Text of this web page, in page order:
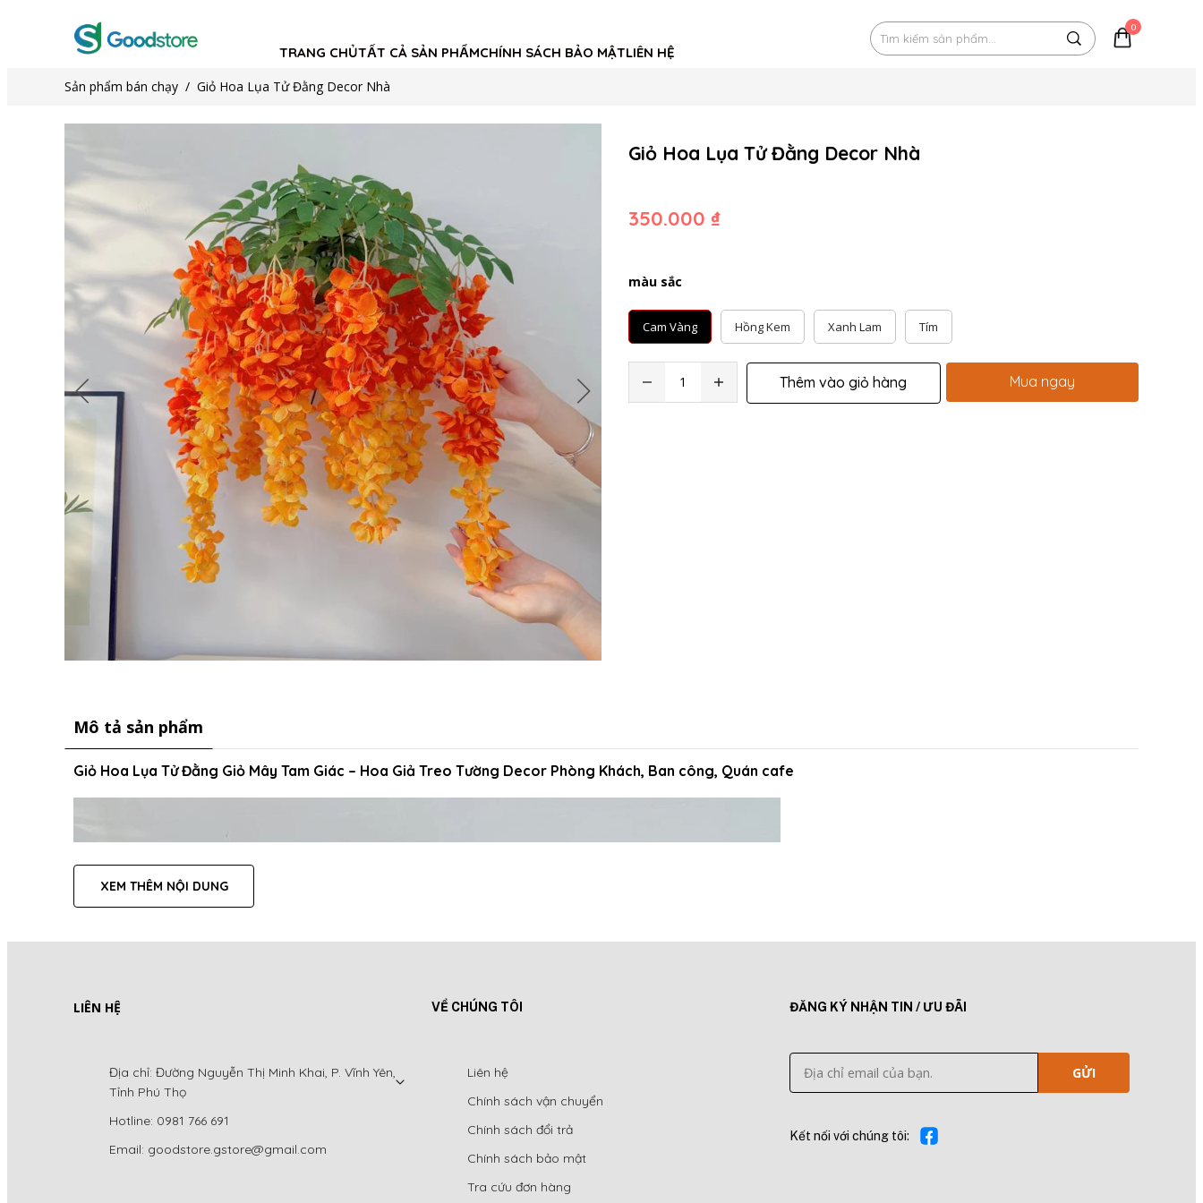
TRANG CHỦTẤT CẢ SẢN PHẨMCHÍNH SÁCH BẢO MẬTLIÊN HỆ
0
Sản phẩm bán chạy / Giỏ Hoa Lụa Tử Đằng Decor Nhà
Giỏ Hoa Lụa Tử Đằng Decor Nhà
350.000 ₫
màu sắc
Cam Vàng Hồng Kem Xanh Lam Tím
Thêm vào giỏ hàng Mua ngay
Mô tả sản phẩm
Giỏ Hoa Lụa Tử Đằng Giỏ Mây Tam Giác – Hoa Giả Treo Tường Decor Phòng Khách, Ban công, Quán cafe
XEM THÊM NỘI DUNG
ĐĂNG KÝ NHẬN TIN / ƯU ĐÃI
GỬI
Kết nối với chúng tôi:
VỀ CHÚNG TÔI
Liên hệ
Chính sách vận chuyển
Chính sách đổi trả
Chính sách bảo mật
Tra cứu đơn hàng
LIÊN HỆ
Địa chỉ: Đường Nguyễn Thị Minh Khai, P. Vĩnh Yên,
Tỉnh Phú Thọ
Hotline: 0981 766 691
Email: goodstore.gstore@gmail.com